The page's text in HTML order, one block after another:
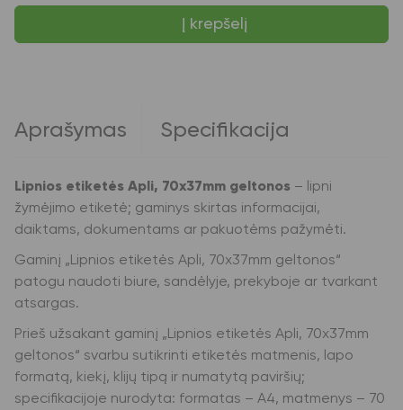
etiketės
A4,
lapų,
Į krepšelį
Aprašymas Specifikacija
Lipnios etiketės Apli, 70x37mm geltonos – lipni
žymėjimo etiketė; gaminys skirtas informacijai,
daiktams, dokumentams ar pakuotėms pažymėti.
Gaminį „Lipnios etiketės Apli, 70x37mm geltonos“
patogu naudoti biure, sandėlyje, prekyboje ar tvarkant
atsargas.
Prieš užsakant gaminį „Lipnios etiketės Apli, 70x37mm
geltonos“ svarbu sutikrinti etiketės matmenis, lapo
formatą, kiekį, klijų tipą ir numatytą paviršių;
specifikacijoje nurodyta: formatas – A4, matmenys – 70